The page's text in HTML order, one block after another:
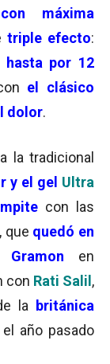
máxima
triple efecto:
hasta por 12
el clásico
dolor.
la tradicional
y el gel Ultra
con las
, que quedó en
Gramon en
con Rati Salil ,
la
británica
el año pasado